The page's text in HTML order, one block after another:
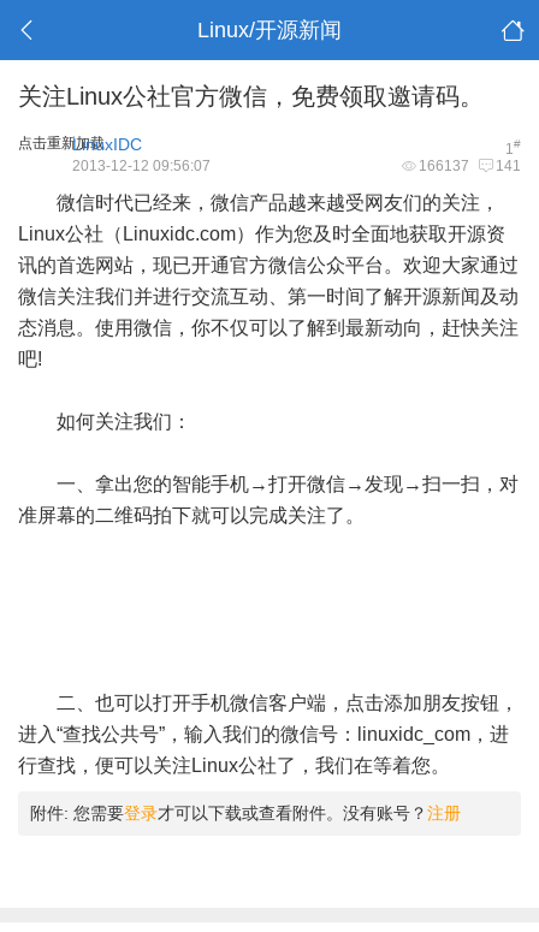
Linux/开源新闻
关注Linux公社官方微信，免费领取邀请码。
点击重新加载 1#
LinuxIDC
166137 141
2013-12-12 09:56:07
微信时代已经来，微信产品越来越受网友们的关注，
Linux公社（Linuxidc.com）作为您及时全面地获取开源资
讯的首选网站，现已开通官方微信公众平台。欢迎大家通过
微信关注我们并进行交流互动、第一时间了解开源新闻及动
态消息。使用微信，你不仅可以了解到最新动向，赶快关注
吧!
如何关注我们：
一、拿出您的智能手机→打开微信→发现→扫一扫，对
准屏幕的二维码拍下就可以完成关注了。
二、也可以打开手机微信客户端，点击添加朋友按钮，
进入“查找公共号”，输入我们的微信号：linuxidc_com，进
行查找，便可以关注Linux公社了，我们在等着您。
附件: 您需要登录才可以下载或查看附件。没有账号？注册